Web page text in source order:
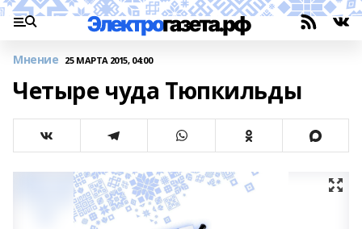
Мнение 25 МАРТА 2015, 04:00
Четыре чуда Тюпкильды